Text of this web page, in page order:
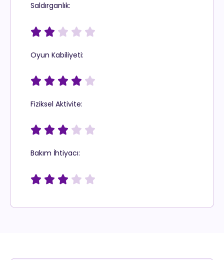
Saldırganlık:
    
Oyun Kabiliyeti:
    
Fiziksel Aktivite:
    
Bakım İhtiyacı:
    